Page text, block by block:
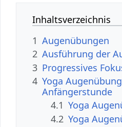
Inhaltsverzeichnis
1 Augenübungen
2 Ausführung der
3 Progressives
4 Yoga
Anfängerstunde
4.1 Yoga
4.2 Yoga